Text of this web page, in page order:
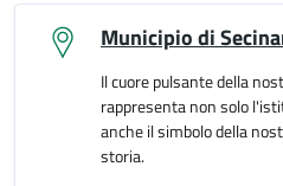
Municipio di
Il cuore pulsante della
rappresenta non solo
anche il simbolo della
storia.